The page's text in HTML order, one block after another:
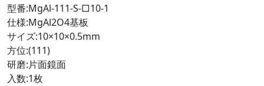
型番:MgAl-111-S-□10-1
仕様:MgAl2O4基板
サイズ:10×10×0.5mm
方位:(111)
研磨:片面鏡面
入数:1枚